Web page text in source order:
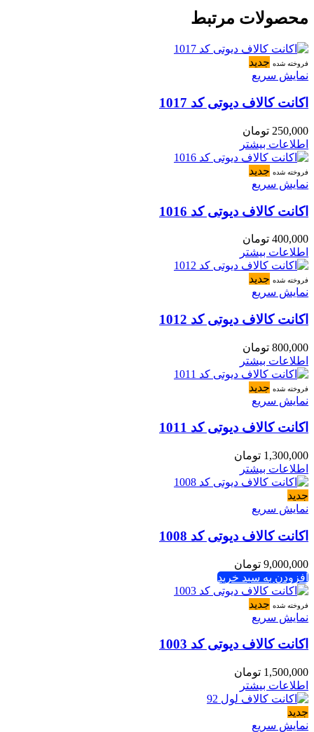
محصولات مرتبط
فروخته شده جدید
نمایش سریع
اکانت کالاف دیوتی کد 1017
250,000 تومان
اطلاعات بیشتر
فروخته شده جدید
نمایش سریع
اکانت کالاف دیوتی کد 1016
400,000 تومان
اطلاعات بیشتر
فروخته شده جدید
نمایش سریع
اکانت کالاف دیوتی کد 1012
800,000 تومان
اطلاعات بیشتر
فروخته شده جدید
نمایش سریع
اکانت کالاف دیوتی کد 1011
1,300,000 تومان
اطلاعات بیشتر
جدید
نمایش سریع
اکانت کالاف دیوتی کد 1008
9,000,000 تومان
افزودن به سبد خرید
فروخته شده جدید
نمایش سریع
اکانت کالاف دیوتی کد 1003
1,500,000 تومان
اطلاعات بیشتر
جدید
نمایش سریع